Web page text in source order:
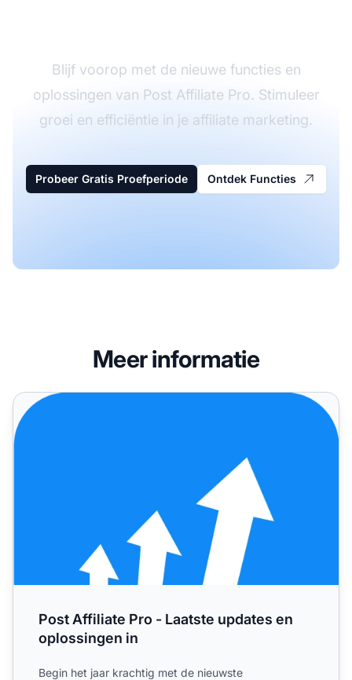
Blijf voorop met de nieuwe functies en
oplossingen van Post Affiliate Pro. Stimuleer
groei en efficiëntie in je affiliate marketing.
Probeer Gratis Proefperiode Ontdek Functies
Meer informatie
Post Affiliate Pro - Laatste updates en oplossingen in
Post Affiliate Pro - Laatste updates en
oplossingen in
Begin het jaar krachtig met de nieuwste